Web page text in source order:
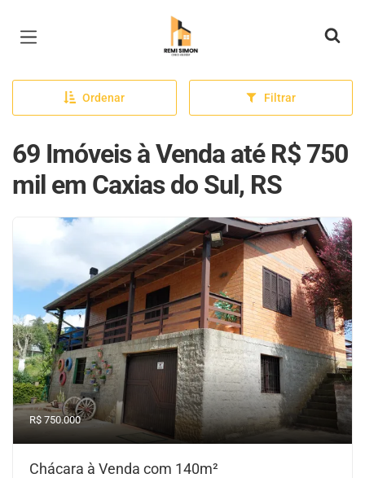
Página inicial
Ordenar Filtrar
69 Imóveis à Venda até R$ 750
mil em Caxias do Sul, RS
R$ 750.000
Chácara à Venda com 140m²